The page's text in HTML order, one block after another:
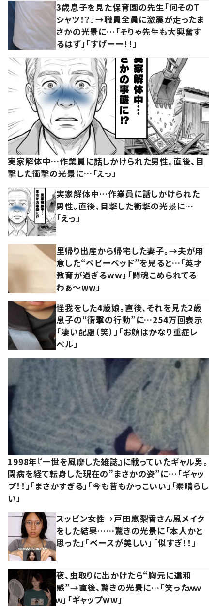
3歳息子を見た保育園の先生「何そのT
シャツ！？」→職員全員に激震が走ったま
さかの光景に…「そりゃ先生も大興奮す
るはず」「すげーー！！」
実家解体中…作業員に話しかけられた男性。直後、目
撃した衝撃の光景に…「えっ」
実家解体中…作業員に話しかけられた
男性。直後、目撃した衝撃の光景に…
「えっ」
里帰り出産から帰宅した妻子。→夫が用
意した“ベビーベッド”を見ると…「英才
教育が過ぎるww」「闘魂こめられてる
わぁ～ww」
怪我をした4歳娘。直後、それを見た2歳
息子の“衝撃の行動”に…254万回表示
「凄い配慮（笑）」「お顔はかなり重症レ
ベル」
1998年『一世を風靡した雑誌』に載っていたギャル男。
闘病を経て転身した現在の”まさかの姿”に…「ギャッ
プ！！」「まさかすぎる」「今も昔もかっこいい」「素晴らし
い」
スッピン女性→戸田恵梨香さん風メイク
をした結果……驚きの光景に「本人かと
思った」「ベースが美しい」「似すぎ！！」
夜、虫取りに出かけたら“胸元に違和
感”→直後、驚きの光景に…「笑ったｗｗ
ｗ」「ギャップww」